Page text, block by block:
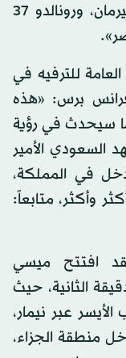
المفترض أن يمدد عقده مع سان جيرمان، ورونالدو 37
العامة للترفيه في
برس: «هذه
سيحدث في رؤية
السعودي الأمير
في المملكة،
وأكثر، متابعاً:
فقد افتتح ميسي
الثانية، حيث
عبر نيمار،
منطقة الجزاء،